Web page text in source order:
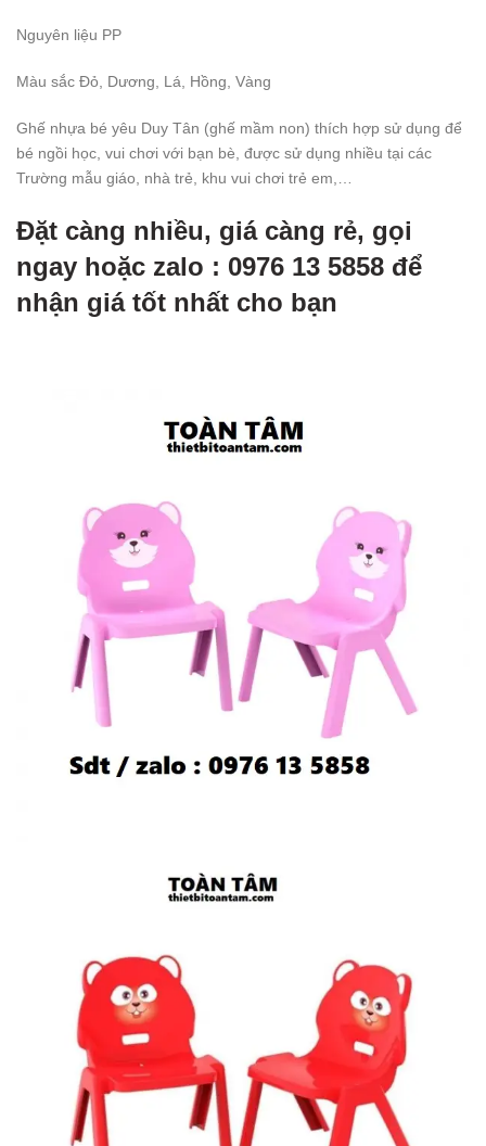
Nguyên liệu PP
Màu sắc Đỏ , Dương, Lá, Hồng, Vàng
Ghế nhựa bé yêu Duy Tân (ghế mầm non) thích hợp sử dụng để
bé ngồi học, vui chơi với bạn bè, được sử dụng nhiều tại các
Trường mẫu giáo, nhà trẻ, khu vui chơi trẻ em,…
Đặt càng nhiều, giá càng rẻ, gọi
ngay hoặc zalo : 0976 13 5858 để
nhận giá tốt nhất cho bạn